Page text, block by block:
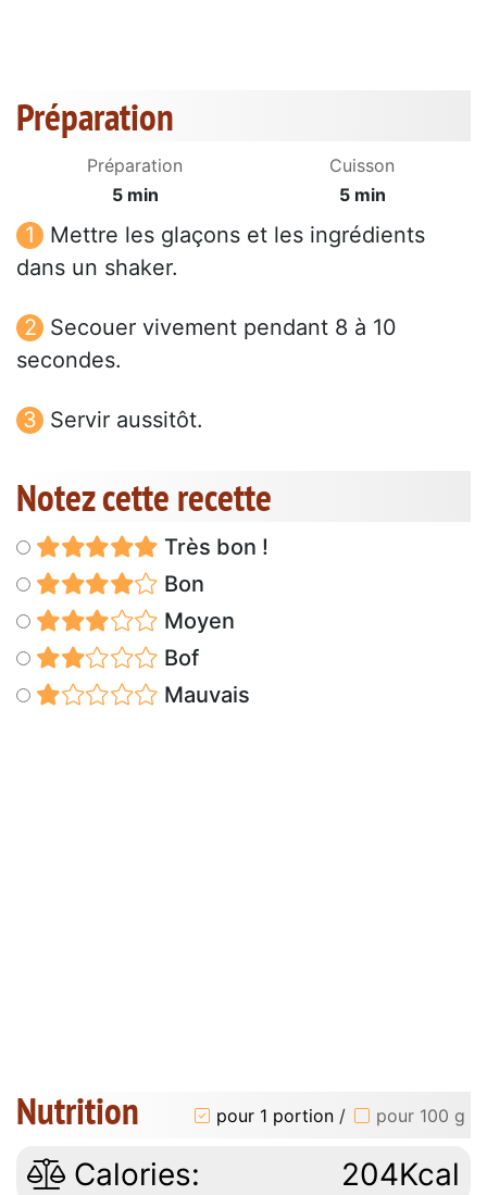
Préparation
Préparation
5 min
Cuisson
5 min
Mettre les glaçons et les ingrédients
dans un shaker.
Secouer vivement pendant 8 à 10
secondes.
Servir aussitôt.
Notez cette recette
Très bon !
Bon
Moyen
Bof
Mauvais
Nutrition pour 1 portion / pour 100 g
Calories: 204Kcal